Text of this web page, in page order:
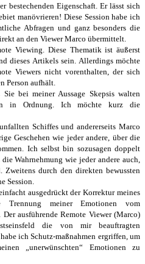
bestechenden Eigenschaft. Er lässt sich
manövrieren! Diese Session habe ich
Abfragen und ganz besonders die
an den Viewer Marco übermittelt.
Viewing. Diese Thematik ist äußerst
dieses Artikels sein. Allerdings möchte
Viewers nicht vorenthalten, der sich
Person aufhält.
bei meiner Aussage Skepsis walten
in Ordnung. Ich möchte kurz die
Schiffes und andererseits Marco
Geschehen wie jeder andere, über die
Ich selbst bin sozusagen doppelt
Wahrnehmung wie jeder andere auch,
durch den direkten bewussten
Session.
ausgedrückt der Korrektur meines
Trennung meiner Emotionen vom
ausführende Remote Viewer (Marco)
die von mir beauftragten
ich Schutz-maßnahmen ergriffen, um
„unerwünschten“ Emotionen zu